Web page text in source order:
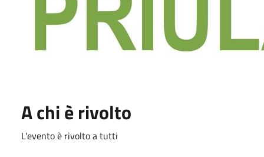
A chi è rivolto
L'evento è rivolto a tutti